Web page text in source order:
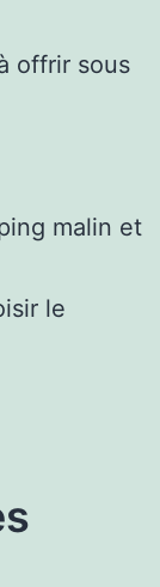
offrir sous
malin et
le